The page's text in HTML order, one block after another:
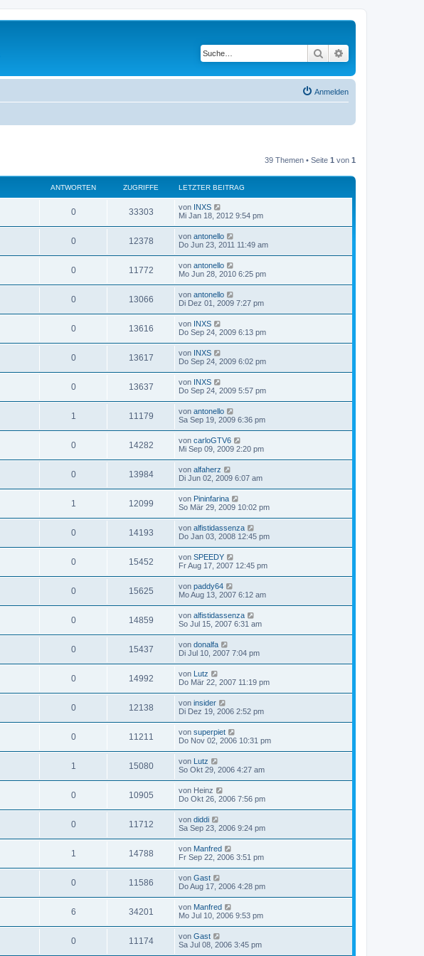
Suche
Anmelden
39 Themen • Seite 1 von 1
ANTWORTEN ZUGRIFFE LETZTER BEITRAG
0 33303 von INXS
Mi Jan 18, 2012 9:54 pm
0 12378 von antonello
Do Jun 23, 2011 11:49 am
0 11772 von antonello
Mo Jun 28, 2010 6:25 pm
0 13066 von antonello
Di Dez 01, 2009 7:27 pm
0 13616 von INXS
Do Sep 24, 2009 6:13 pm
0 13617 von INXS
Do Sep 24, 2009 6:02 pm
0 13637 von INXS
Do Sep 24, 2009 5:57 pm
1 11179 von antonello
Sa Sep 19, 2009 6:36 pm
0 14282 von carloGTV6
Mi Sep 09, 2009 2:20 pm
0 13984 von alfaherz
Di Jun 02, 2009 6:07 am
1 12099 von Pininfarina
So Mär 29, 2009 10:02 pm
0 14193 von alfistidassenza
Do Jan 03, 2008 12:45 pm
0 15452 von SPEEDY
Fr Aug 17, 2007 12:45 pm
0 15625 von paddy64
Mo Aug 13, 2007 6:12 am
0 14859 von alfistidassenza
So Jul 15, 2007 6:31 am
0 15437 von donalfa
Di Jul 10, 2007 7:04 pm
0 14992 von Lutz
Do Mär 22, 2007 11:19 pm
0 12138 von insider
Di Dez 19, 2006 2:52 pm
0 11211 von superpiet
Do Nov 02, 2006 10:31 pm
1 15080 von Lutz
So Okt 29, 2006 4:27 am
0 10905 von Heinz
Do Okt 26, 2006 7:56 pm
0 11712 von diddi
Sa Sep 23, 2006 9:24 pm
1 14788 von Manfred
Fr Sep 22, 2006 3:51 pm
0 11586 von Gast
Do Aug 17, 2006 4:28 pm
6 34201 von Manfred
Mo Jul 10, 2006 9:53 pm
0 11174 von Gast
Sa Jul 08, 2006 3:45 pm